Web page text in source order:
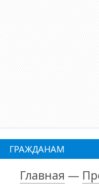
ГРАЖДАНАМ
Главная —